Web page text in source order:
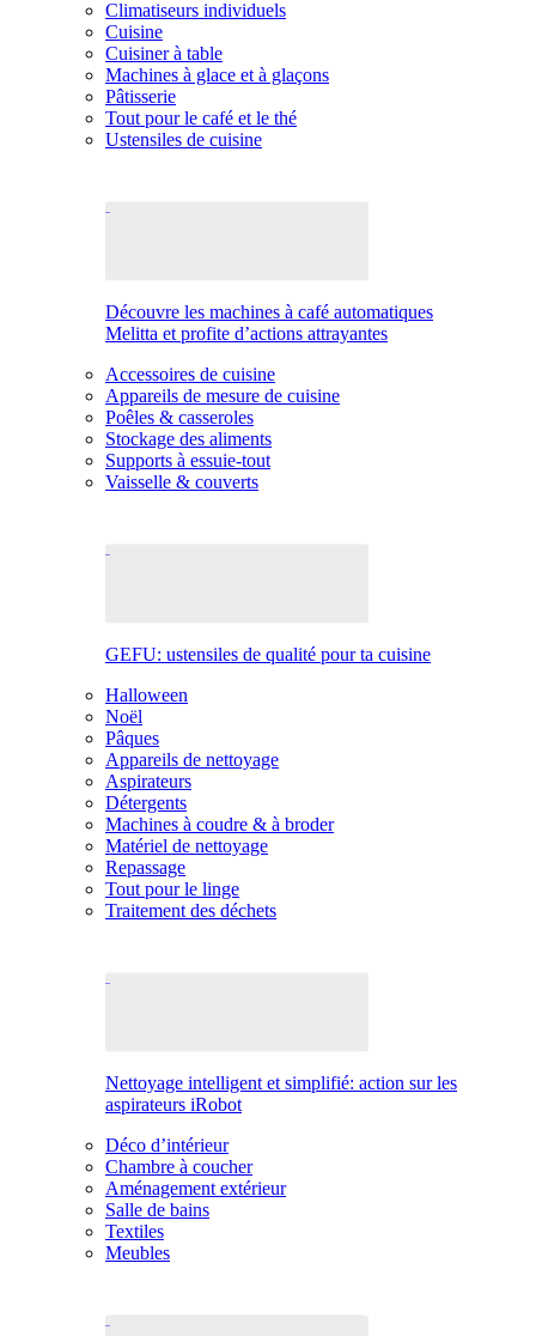
Climatiseurs individuels
Cuisine
Cuisiner à table
Machines à glace et à glaçons
Pâtisserie
Tout pour le café et le thé
Ustensiles de cuisine
Découvre les machines à café automatiques
Melitta et profite d’actions attrayantes
Accessoires de cuisine
Appareils de mesure de cuisine
Poêles & casseroles
Stockage des aliments
Supports à essuie-tout
Vaisselle & couverts
GEFU: ustensiles de qualité pour ta cuisine
Halloween
Noël
Pâques
Appareils de nettoyage
Aspirateurs
Détergents
Machines à coudre & à broder
Matériel de nettoyage
Repassage
Tout pour le linge
Traitement des déchets
Nettoyage intelligent et simplifié: action sur les
aspirateurs iRobot
Déco d’intérieur
Chambre à coucher
Aménagement extérieur
Salle de bains
Textiles
Meubles